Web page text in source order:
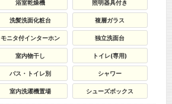
浴室乾燥機 照明器具付き
洗髪洗面化粧台 複層ガラス
モニタ付インターホン 独立洗面台
室内物干し トイレ(専用)
バス・トイレ別 シャワー
室内洗濯機置場 シューズボックス